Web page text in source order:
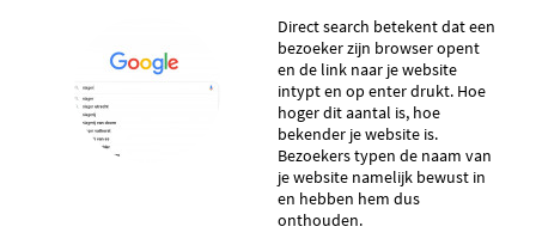
Direct search betekent dat een
bezoeker zijn browser opent
en de link naar je website
intypt en op enter drukt. Hoe
hoger dit aantal is, hoe
bekender je website is.
Bezoekers typen de naam van
je website namelijk bewust in
en hebben hem dus
onthouden.